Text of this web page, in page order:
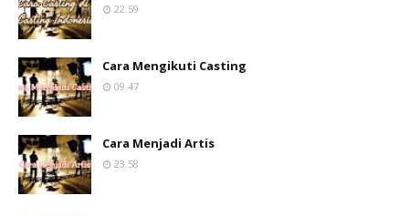
22.59
Cara Mengikuti Casting
09.47
Cara Menjadi Artis
23.58